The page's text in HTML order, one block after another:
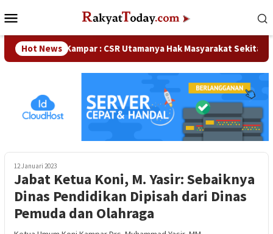
ke
Mobile
Hot News
DPRD Kampar : CSR Utamanya Hak Masyarakat Sekitar
12 Januari 2023
Jabat Ketua Koni, M. Yasir: Sebaiknya
Dinas Pendidikan Dipisah dari Dinas
Pemuda dan Olahraga